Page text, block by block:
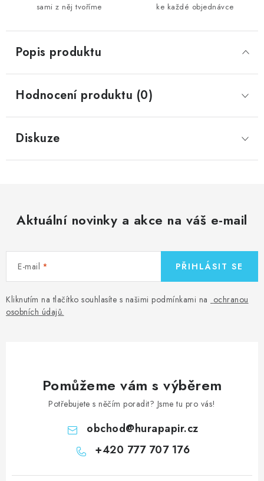
sami z něj tvoříme ke každé objednávce
Popis produktu
Hodnocení produktu (0)
Diskuze
Aktuální novinky a akce na váš e-mail
E-mail
Kliknutím na tlačítko souhlasíte s našimi podmínkami na ochranou
osobních údajů.
PŘIHLÁSIT SE
Pomůžeme vám s výběrem
Potřebujete s něčím poradit? Jsme tu pro vás!
obchod@hurapapir.cz
+420 777 707 176